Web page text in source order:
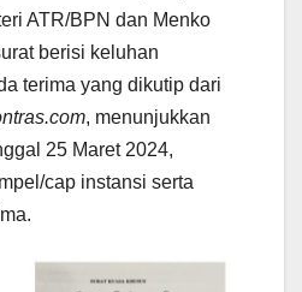
ATR/BPN dan Menko
berisi keluhan
terima yang dikutip dari
, menunjukkan
25 Maret 2024,
cap instansi serta